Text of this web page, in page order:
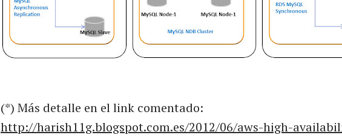
(*) Más detalle en el link comentado:
http://harish11g.blogspot.com.es/2012/06/aws-high-